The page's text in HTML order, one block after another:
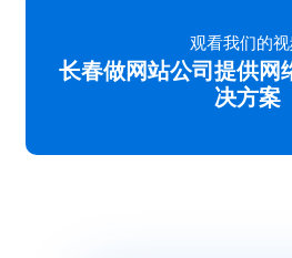
观看我们的
长春做网站公司提供网
决方案